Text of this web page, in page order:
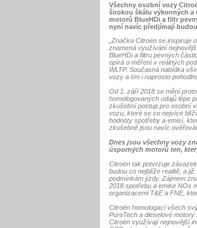
Všechny osobní vozy
širokou škálu výkonných a
motorů BlueHDi a filtr
nyní navíc předjímají
„Značka Citroën se
znamená využívání
BlueHDi a filtru pevných
opírá o měření v reálných
WLTP. Současná nabídka
vozy a tím i naprosto
Od 1. září 2018 se mění
homologovaných údajů lépe
zkušební postup pro osobní
vozu, které se co nejvíce
hodnoty spotřeby a emisí,
zkušebně jsou navíc
Dnes jsou všechny vozy
úsporných motorů ten,
Citroën tak potvrzuje
budou co nejblíže realitě, a
podmínkám jízdy. Zájmem
2018 spotřebu a emise NOx
organizacemi T&E a FNE,
Citroën homologací všech
PureTech a dieselové
Citroën využívají nejnovější